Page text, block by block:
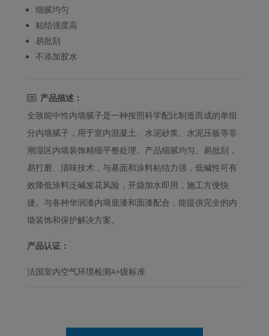
细腻均匀
粘结强度高
易批刮
不添加胶水
产品描述：
全致能中性内墙腻子是一种按照科学配比制造而成的单组
分内墙腻子，用于室内混凝土、水泥砂浆、水泥压板等非
潮湿区内墙装饰精细平整处理。产品细腻均匀、易批刮，
易打磨、清味技术，与基面和涂料粘结力强，低碱性可有
效降低涂料泛碱发花风险，开袋加水即用，施工方便快
捷。与各种华润漆内墙底漆和面漆配合，能提供完全的内
墙装饰和保护解决方案。
产品认证：
法国室内空气环境检测A+级标准